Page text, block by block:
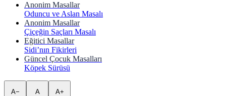
Anonim Masallar
Oduncu ve Aslan Masalı
Anonim Masallar
Çiçeğin Saçları Masalı
Eğitici Masallar
Sidi’nın Fikirleri
Güncel Çocuk Masalları
Köpek Sürüsü
A− A A+